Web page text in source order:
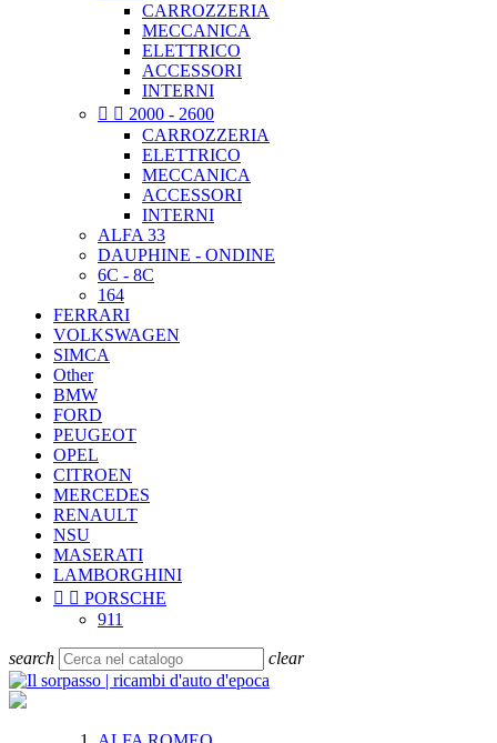
CARROZZERIA
MECCANICA
ELETTRICO
ACCESSORI
INTERNI
  2000 - 2600
CARROZZERIA
ELETTRICO
MECCANICA
ACCESSORI
INTERNI
ALFA 33
DAUPHINE - ONDINE
6C - 8C
164
FERRARI
VOLKSWAGEN
SIMCA
Other
BMW
FORD
PEUGEOT
OPEL
CITROEN
MERCEDES
RENAULT
NSU
MASERATI
LAMBORGHINI
  PORSCHE
911
search clear